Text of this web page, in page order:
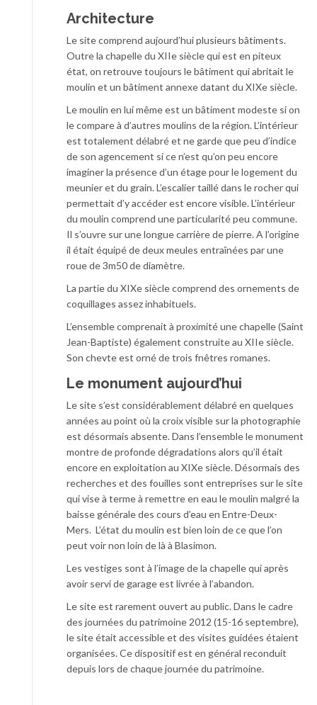
Architecture
Le site comprend aujourd’hui plusieurs bâtiments.
Outre la chapelle du XIIe siècle qui est en piteux
état, on retrouve toujours le bâtiment qui abritait le
moulin et un bâtiment annexe datant du XIXe siècle.
Le moulin en lui même est un bâtiment modeste si on
le compare à d’autres moulins de la région. L’intérieur
est totalement délabré et ne garde que peu d’indice
de son agencement si ce n’est qu’on peu encore
imaginer la présence d’un étage pour le logement du
meunier et du grain. L’escalier taillé dans le rocher qui
permettait d’y accéder est encore visible. L’intérieur
du moulin comprend une particularité peu commune.
Il s’ouvre sur une longue carrière de pierre. A l’origine
il était équipé de deux meules entraînées par une
roue de 3m50 de diamètre.
La partie du XIXe siècle comprend des ornements de
coquillages assez inhabituels.
L’ensemble comprenait à proximité une chapelle (Saint
Jean-Baptiste) également construite au XIIe siècle.
Son chevte est orné de trois fnêtres romanes.
Le monument aujourd’hui
Le site s’est considérablement délabré en quelques
années au point où la croix visible sur la photographie
est désormais absente. Dans l’ensemble le monument
montre de profonde dégradations alors qu’il était
encore en exploitation au XIXe siècle. Désormais des
recherches et des fouilles sont entreprises sur le site
qui vise à terme à remettre en eau le moulin malgré la
baisse générale des cours d’eau en Entre-Deux-
Mers. L’état du moulin est bien loin de ce que l’on
peut voir non loin de là à Blasimon.
Les vestiges sont à l’image de la chapelle qui après
avoir servi de garage est livrée à l’abandon.
Le site est rarement ouvert au public. Dans le cadre
des journées du patrimoine 2012 (15-16 septembre),
le site était accessible et des visites guidées étaient
organisées. Ce dispositif est en général reconduit
depuis lors de chaque journée du patrimoine.